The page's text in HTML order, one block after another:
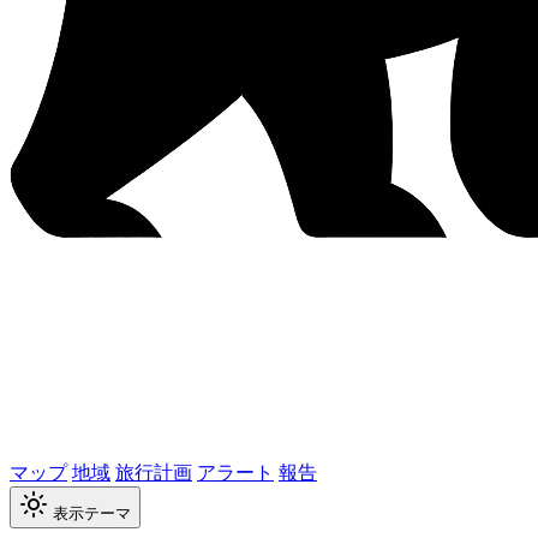
マップ地域旅行計画 アラート 報告
表示テーマ